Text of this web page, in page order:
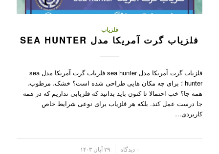
فلزیاب
فلزیاب گرت آمریکا مدل SEA HUNTER
فلزیاب گرت آمریکا مدل sea hunter فلزیاب گرت آمریکا مدل sea
hunter ؛ برای چه مکان هایی طراحی شده است؟ خشک، مرطوب،
همه جا؟ خب احتمالا تا کنون باید بدانید که فلزیابی نداریم که در همه
جا درست عمل کند. بلکه هر فلزیاب برای نوعی شرایط خاص
کاربردی…
۰ دیدگاه ۲۹ آبان ۱۴۰۳